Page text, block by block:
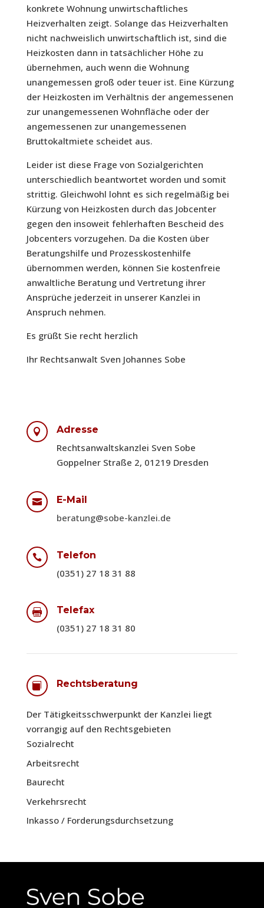
konkrete Wohnung unwirtschaftliches
Heizverhalten zeigt. Solange das Heizverhalten
nicht nachweislich unwirtschaftlich ist, sind die
Heizkosten dann in tatsächlicher Höhe zu
übernehmen, auch wenn die Wohnung
unangemessen groß oder teuer ist. Eine Kürzung
der Heizkosten im Verhältnis der angemessenen
zur unangemessenen Wohnfläche oder der
angemessenen zur unangemessenen
Bruttokaltmiete scheidet aus.
Leider ist diese Frage von Sozialgerichten
unterschiedlich beantwortet worden und somit
strittig. Gleichwohl lohnt es sich regelmäßig bei
Kürzung von Heizkosten durch das Jobcenter
gegen den insoweit fehlerhaften Bescheid des
Jobcenters vorzugehen. Da die Kosten über
Beratungshilfe und Prozesskostenhilfe
übernommen werden, können Sie kostenfreie
anwaltliche Beratung und Vertretung ihrer
Ansprüche jederzeit in unserer Kanzlei in
Anspruch nehmen.
Es grüßt Sie recht herzlich
Ihr Rechtsanwalt Sven Johannes Sobe
 Adresse
Rechtsanwaltskanzlei Sven Sobe
Goppelner Straße 2, 01219 Dresden
 E-Mail
beratung@sobe-kanzlei.de
 Telefon
(0351) 27 18 31 88
 Telefax
(0351) 27 18 31 80
 Rechtsberatung
Der Tätigkeitsschwerpunkt der Kanzlei liegt
vorrangig auf den Rechtsgebieten
Sozialrecht
Arbeitsrecht
Baurecht
Verkehrsrecht
Inkasso / Forderungsdurchsetzung